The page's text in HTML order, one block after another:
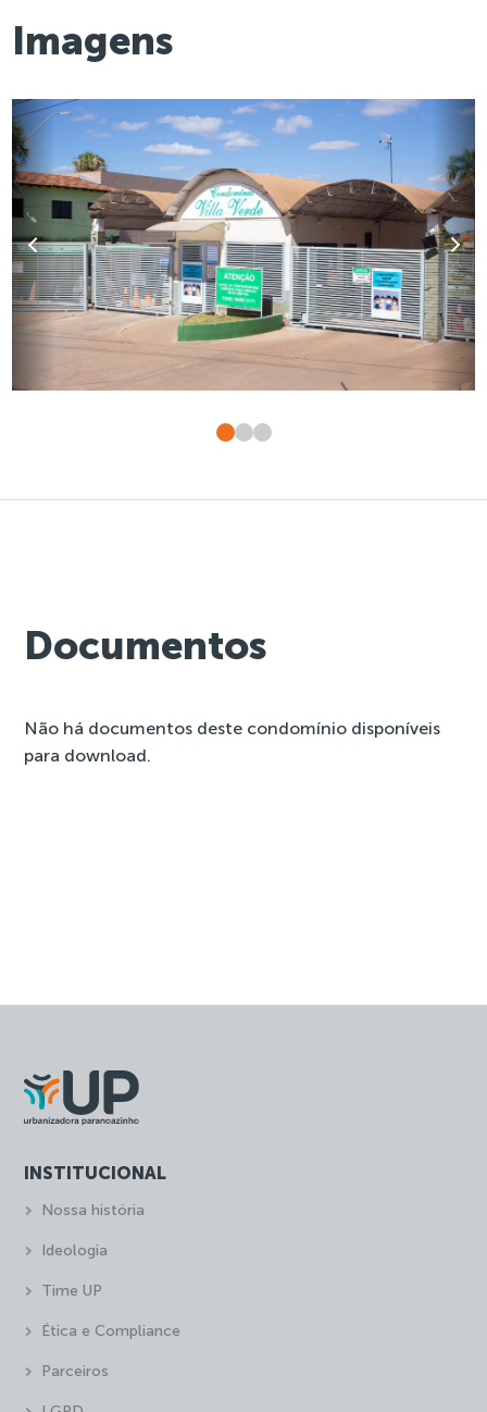
Imagens
Documentos
Não há documentos deste condomínio disponíveis
para download.
INSTITUCIONAL
Nossa história
Ideologia
Time UP
Ética e Compliance
Parceiros